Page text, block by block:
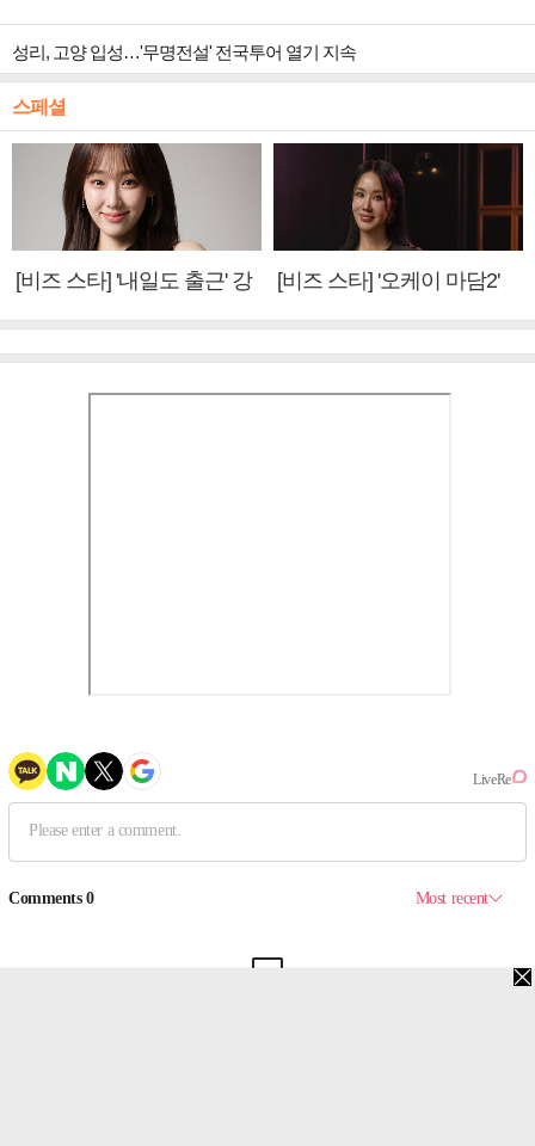
성리, 고양 입성…'무명전설' 전국투어 열기 지속
스페셜
[비즈 스타] '내일도 출근' 강
[비즈 스타] '오케이 마담2'